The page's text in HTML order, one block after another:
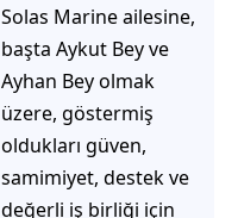
Solas Marine ile
çalıştığınızda,
işlerinin gerçekten
çözüm üretmeye
odaklı olduğunu
hemen fark
ediyorsunuz.